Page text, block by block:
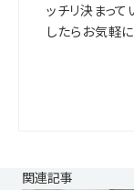
ッチリ決まっ
したらお気軽
関連記事